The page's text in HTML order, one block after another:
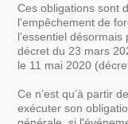
Ces obligations sont
l'empêchement de
l’essentiel
décret du 23 mars
le 11 mai 2020
Ce n’est qu’à partir
exécuter son